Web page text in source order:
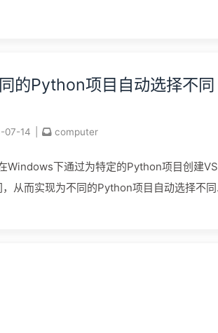
的Python项目自动选择不同
07-14 computer
下通过为特定的Python项目创建VS
从而实现为不同的Python项目自动选择不